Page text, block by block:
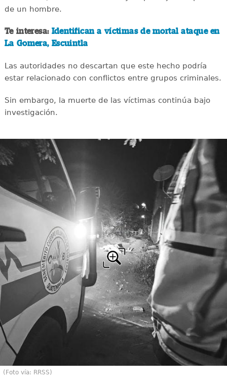
de un hombre.
Te interesa: Identifican a víctimas de mortal ataque en
La Gomera, Escuintla
Las autoridades no descartan que este hecho podría
estar relacionado con conflictos entre grupos criminales.
Sin embargo, la muerte de las víctimas continúa bajo
investigación.
(Foto vía: RRSS)